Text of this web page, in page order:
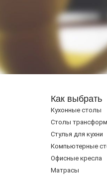
Как выбрать
Кухонные столы
Cтолы
Стулья для кухни
Компьютерные
Офисные кресла
Матрасы